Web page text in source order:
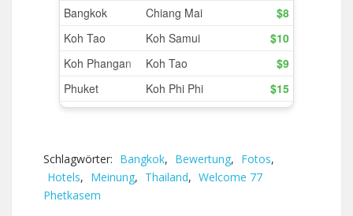
Schlagwörter: Bangkok, Bewertung, Fotos,
Hotels, Meinung, Thailand, Welcome 77
Phetkasem